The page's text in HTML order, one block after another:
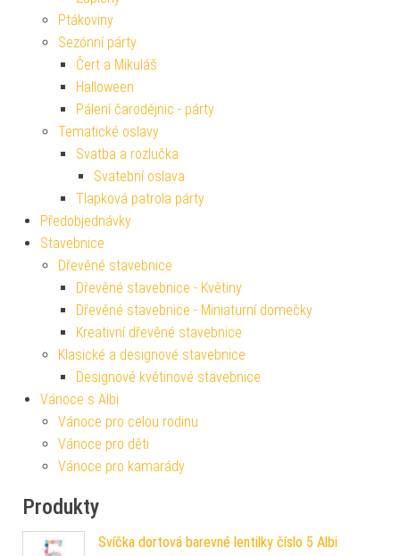
Ptákoviny
Sezónní párty
Čert a Mikuláš
Halloween
Pálení čarodějnic - párty
Tematické oslavy
Svatba a rozlučka
Svatební oslava
Tlapková patrola párty
Předobjednávky
Stavebnice
Dřevěné stavebnice
Dřevěné stavebnice - Květiny
Dřevěné stavebnice - Miniaturní domečky
Kreativní dřevěné stavebnice
Klasické a designové stavebnice
Designové květinové stavebnice
Vánoce s Albi
Vánoce pro celou rodinu
Vánoce pro děti
Vánoce pro kamarády
Produkty
Svíčka dortová barevné lentilky číslo 5 Albi